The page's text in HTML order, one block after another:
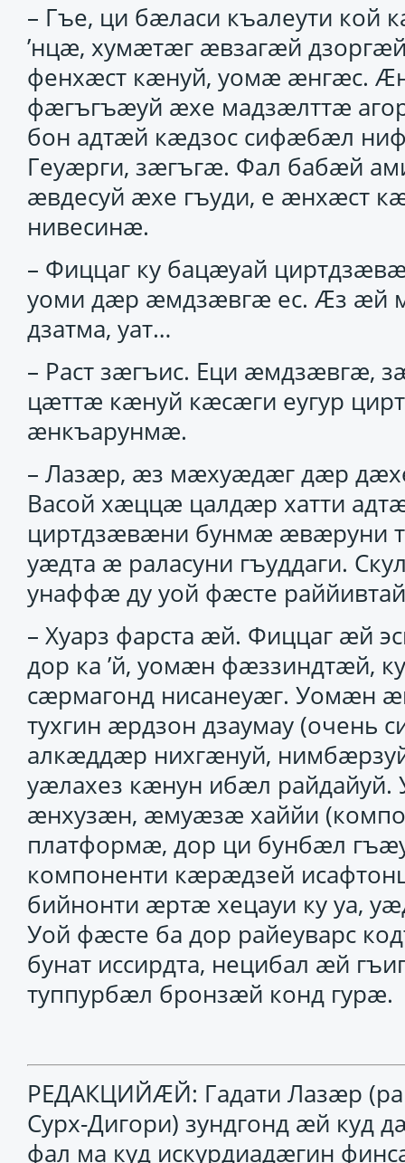
– Гъе, ци бӕласи къалеути
’нцӕ, хумӕтӕг ӕвзагӕй
фенхӕст кӕнуй, уомӕ ӕнгӕс.
фӕгъгъӕуй ӕхе мадзӕлттӕ
бон адтӕй кӕдзос сифӕбӕл
Геуӕрги, зӕгъгӕ. Фал бабӕй
ӕвдесуй ӕхе гъуди, е ӕнхӕст
нивесинӕ.
– Фиццаг ку бацӕуай
уоми дӕр ӕмдзӕвгӕ ес. Ӕз ӕй
дзатма, уат…
– Раст зӕгъис. Еци ӕмдзӕвгӕ,
цӕттӕ кӕнуй кӕсӕги еугур
ӕнкъарунмӕ.
– Лазӕр, ӕз мӕхуӕдӕг дӕр
Васой хӕццӕ цалдӕр хатти
циртдзӕвӕни бунмӕ ӕвӕруни
уӕдта ӕ раласуни гъуддаги.
унаффӕ ду уой фӕсте
– Хуарз фарста ӕй. Фиццаг ӕй
дор ка ’й, уомӕн фӕззиндтӕй,
сӕрмагонд нисанеуӕг.
тухгин ӕрдзон дзаумау (очень
алкӕддӕр нихгӕнуй,
уӕлахез кӕнун ибӕл
ӕнхузӕн, ӕмуӕзӕ хаййи
платформӕ, дор ци бунбӕл
компоненти кӕрӕдзей
бийнонти ӕртӕ хецауи ку уа,
Уой фӕсте ба дор райеуварс
бунат иссирдта, нецибал ӕй
туппурбӕл бронзӕй конд гурӕ.
РЕДАКЦИЙӔЙ: Гадати Лазӕр
Сурх-Дигори) зундгонд ӕй куд
фал ма куд искурдиадӕгин